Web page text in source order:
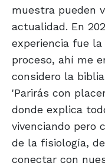
muestra pueden
actualidad. En
experiencia fue
proceso, ahí me
considero la
'Parirás con
donde explica
vivenciando pero
de la fisiología,
conectar con